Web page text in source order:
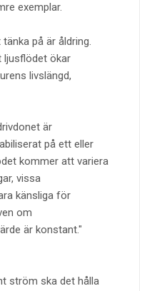
exemplar.
på är åldring.
ljusflödet ökar
livslängd,
är
på ett eller
kommer att variera
vissa
känsliga för
om
är konstant.
ström ska det hålla